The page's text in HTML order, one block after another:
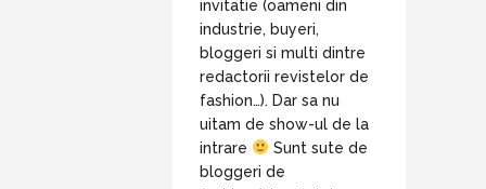
invitatie (oameni din
industrie, buyeri,
bloggeri si multi dintre
redactorii revistelor de
fashion…). Dar sa nu
uitam de show-ul de la
intrare
Sunt sute de
bloggeri de